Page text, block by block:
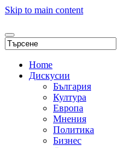
Skip to main content
Home
Дискусии
България
Култура
Европа
Мнения
Политика
Бизнес